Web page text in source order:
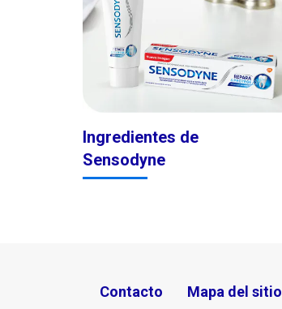
Ingredientes de
Sensodyne
Contacto Mapa del sitio